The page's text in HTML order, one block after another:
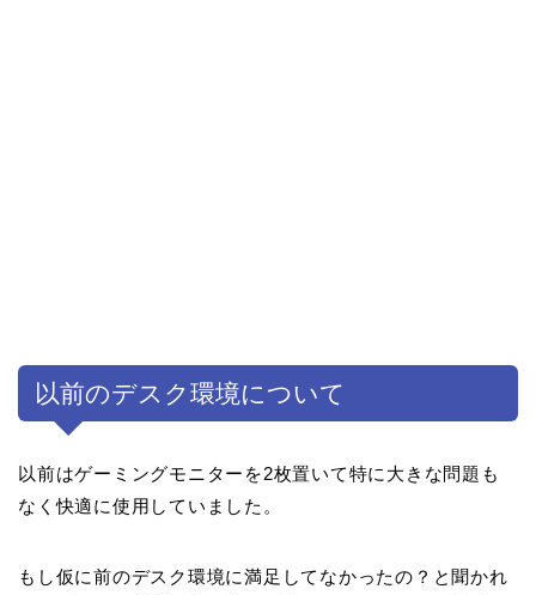
以前のデスク環境について
以前はゲーミングモニターを2枚置いて特に大きな問題も
なく快適に使用していました。
もし仮に前のデスク環境に満足してなかったの？と聞かれ